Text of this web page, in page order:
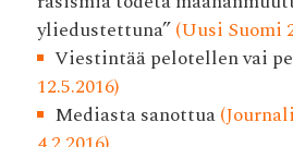
yliedustettuna”(Uusi Suomi
Viestintää pelotellen vai
12.5.2016)
Mediasta sanottua